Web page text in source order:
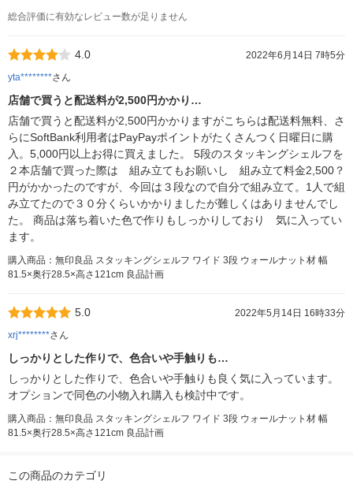
総合評価に有効なレビュー数が足りません
4.0
2022年6月14日 7時5分
yta********さん
店舗で買うと配送料が2,500円かかり…
店舗で買うと配送料が2,500円かかりますがこちらは配送料無料、さ
らにSoftBank利用者はPayPayポイントがたくさんつく日曜日に購
入。5,000円以上お得に買えました。 5段のスタッキングシェルフを
２本店舗で買った際は 組み立てもお願いし 組み立て料金2,500？
円がかかったのですが、今回は３段なので自分で組み立て。1人で組
み立てたので３０分くらいかかりましたが難しくはありませんでし
た。 商品は落ち着いた色で作りもしっかりしており 気に入ってい
ます。
購入商品：無印良品 スタッキングシェルフ ワイド 3段 ウォールナット材 幅
81.5×奥行28.5×高さ121cm 良品計画
5.0
2022年5月14日 16時33分
xrj********さん
しっかりとした作りで、色合いや手触りも…
しっかりとした作りで、色合いや手触りも良く気に入っています。
オプションで同色の小物入れ購入も検討中です。
購入商品：無印良品 スタッキングシェルフ ワイド 3段 ウォールナット材 幅
81.5×奥行28.5×高さ121cm 良品計画
この商品のカテゴリ